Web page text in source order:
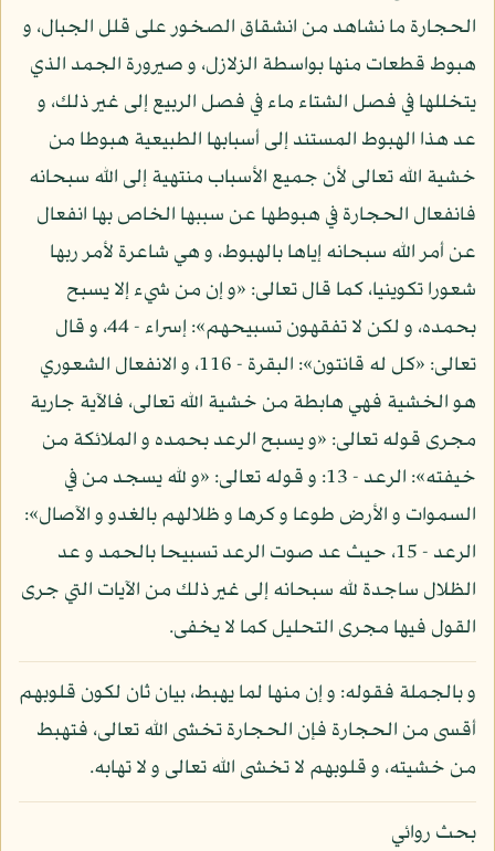
الحجارة ما نشاهد من انشقاق الصخور على قلل الجبال، و
هبوط قطعات منها بواسطة الزلازل، و صيرورة الجمد الذي
يتخللها في فصل الشتاء ماء في فصل الربيع إلى غير ذلك، و
عد هذا الهبوط المستند إلى أسبابها الطبيعية هبوطا من
خشية الله تعالى لأن جميع الأسباب منتهية إلى الله سبحانه
فانفعال الحجارة في هبوطها عن سببها الخاص بها انفعال
عن أمر الله سبحانه إياها بالهبوط، و هي شاعرة لأمر ربها
شعورا تكوينيا، كما قال تعالى: «و إن من شيء إلا يسبح
بحمده، و لكن لا تفقهون تسبيحهم»: إسراء - 44، و قال
تعالى: «كل له قانتون»: البقرة - 116، و الانفعال الشعوري
هو الخشية فهي هابطة من خشية الله تعالى، فالآية جارية
مجرى قوله تعالى: «و يسبح الرعد بحمده و الملائكة من
خيفته»: الرعد - 13: و قوله تعالى: «و لله يسجد من في
السموات و الأرض طوعا و كرها و ظلالهم بالغدو و الآصال»:
الرعد - 15، حيث عد صوت الرعد تسبيحا بالحمد و عد
الظلال ساجدة لله سبحانه إلى غير ذلك من الآيات التي جرى
القول فيها مجرى التحليل كما لا يخفى.
و بالجملة فقوله: و إن منها لما يهبط، بيان ثان لكون قلوبهم
أقسى من الحجارة فإن الحجارة تخشى الله تعالى، فتهبط
من خشيته، و قلوبهم لا تخشى الله تعالى و لا تهابه.
بحث روائي